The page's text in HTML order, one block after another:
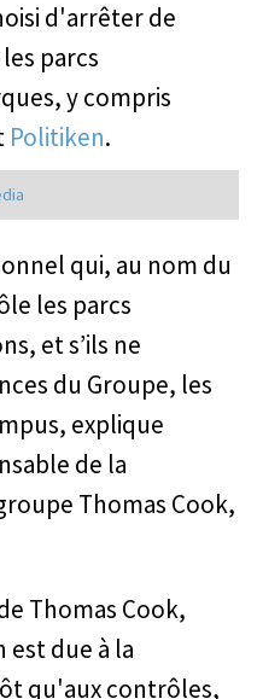
d'arrêter de
parcs
y compris
Politiken.
qui, au nom du
les parcs
et s’ils ne
du Groupe, les
explique
de la
Thomas Cook,
Thomas Cook,
est due à la
qu'aux contrôles,